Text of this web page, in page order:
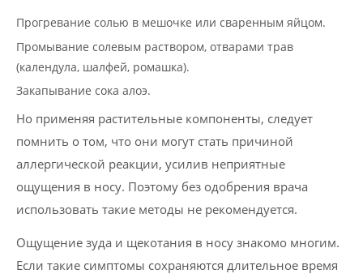
Прогревание солью в мешочке или сваренным яйцом.
Промывание солевым раствором, отварами трав
(календула, шалфей, ромашка).
Закапывание сока алоэ.
Но применяя растительные компоненты, следует
помнить о том, что они могут стать причиной
аллергической реакции, усилив неприятные
ощущения в носу. Поэтому без одобрения врача
использовать такие методы не рекомендуется.
Ощущение зуда и щекотания в носу знакомо многим.
Если такие симптомы сохраняются длительное время